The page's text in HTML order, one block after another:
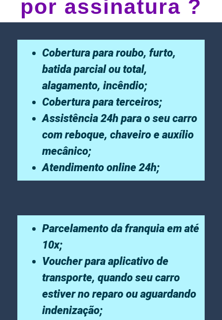
por assinatura ?
Cobertura para roubo, furto,
batida parcial ou total,
alagamento, incêndio;
Cobertura para terceiros;
Assistência 24h para o seu carro
com reboque, chaveiro e auxílio
mecânico;
Atendimento online 24h;
Parcelamento da franquia em até
10x;
Voucher para aplicativo de
transporte, quando seu carro
estiver no reparo ou aguardando
indenização;